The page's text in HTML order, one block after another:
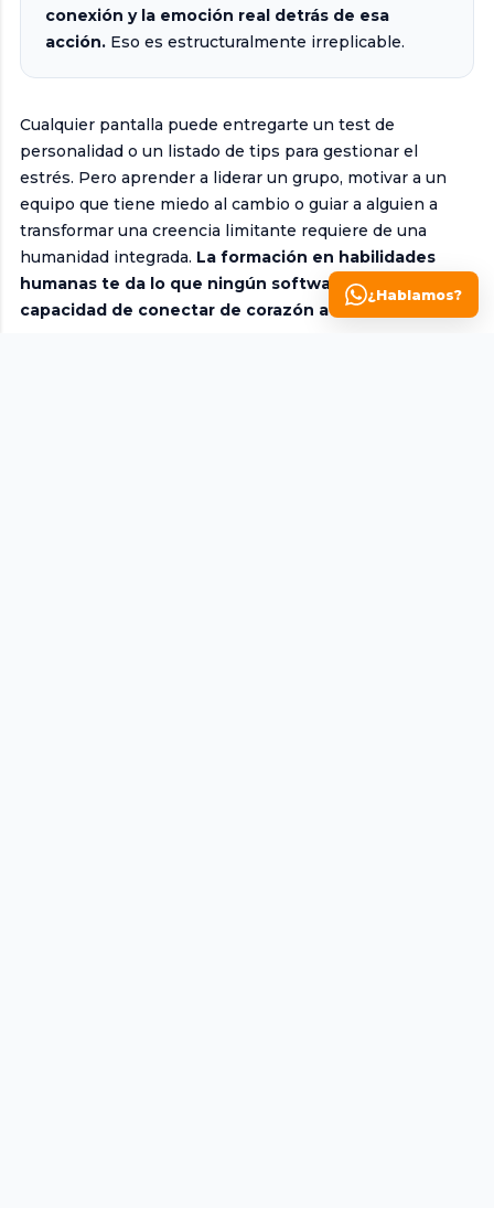
conexión y la emoción real detrás de esa
acción. Eso es estructuralmente irreplicable.
Cualquier pantalla puede entregarte un test de
personalidad o un listado de tips para gestionar el
estrés. Pero aprender a liderar un grupo, motivar a un
equipo que tiene miedo al cambio o guiar a alguien a
transformar una creencia limitante requiere de una
humanidad integrada. La formación en habilidades
humanas te da lo que ningún software posee: la
capacidad de conectar de corazón a corazón.
¿Hablamos?